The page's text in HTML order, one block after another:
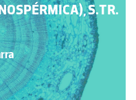
S.TR.